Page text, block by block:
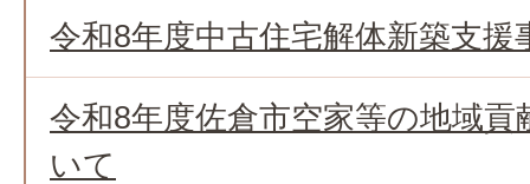
令和8年度中古住宅解体新築支援
令和8年度佐倉市空家等の地域
いて